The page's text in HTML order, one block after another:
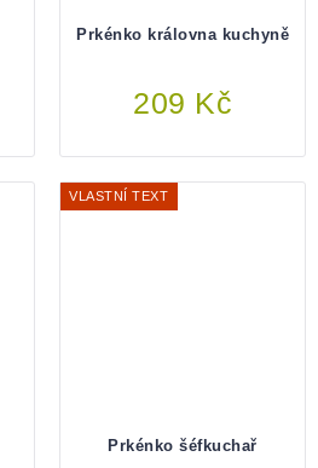
Prkénko královna kuchyně
209 Kč
Do košíku
VLASTNÍ TEXT
Prkénko šéfkuchař